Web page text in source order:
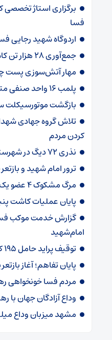
برگزاری استاژ تخصصی
فسا
اردوگاه شهید رجایی
جمع‌آوری ۲۸ هزار تن کاه برای دامداری‌های فسا
مهار آتش‌سوزی پست
پلمب ۱۶ واحد صنفی متخلف در تیرماه
بازگشت موتورسیکلت
تلاش گروه جهادی
کردن مردم
نذری ۷۲ دیگ در شهرستان فسا
ترور امام شهید و
مرگ مشکوک ۴ عضو یک خانواده
پایان عملیات کاشت
گزارش خدمت موکب
امام‌شهید
توقیف پراید حامل ۱۹۵ کیلو تریاک در فسا
پایان تفاهم؛ آغاز
مردم فسا خونخواهی
وداع آزادگان جهان با
مشهد میزبان وداع